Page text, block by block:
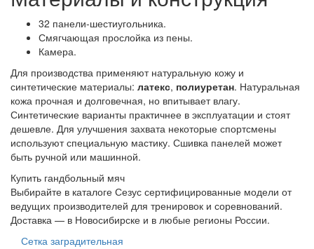
32 панели-шестиугольника.
Смягчающая прослойка из пены.
Камера.
Для производства применяют натуральную кожу и
синтетические материалы: латекс, полиуретан. Натуральная
кожа прочная и долговечная, но впитывает влагу.
Синтетические варианты практичнее в эксплуатации и стоят
дешевле. Для улучшения захвата некоторые спортсмены
используют специальную мастику. Сшивка панелей может
быть ручной или машинной.
Купить гандбольный мяч
Выбирайте в каталоге Сезус сертифицированные модели от
ведущих производителей для тренировок и соревнований.
Доставка — в Новосибирске и в любые регионы России.
Сетка заградительная